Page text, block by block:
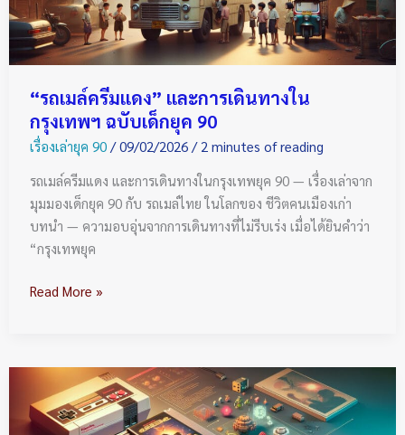
“รถเมล์ครีมแดง” และการเดินทางใน
กรุงเทพฯ ฉบับเด็กยุค 90
เรื่องเล่ายุค 90/09/02/2026 / 2 minutes of reading
รถเมล์ครีมแดง และการเดินทางในกรุงเทพยุค 90 — เรื่องเล่าจาก
มุมมองเด็กยุค 90 กับ รถเมล์ไทย ในโลกของ ชีวิตคนเมืองเก่า
บทนำ — ความอบอุ่นจากการเดินทางที่ไม่รีบเร่ง เมื่อได้ยินคำว่า
“กรุงเทพยุค
กรุงเทพฯ
ฉบับ
เด็ก
90
Read More »
Famicom
ตลับ: